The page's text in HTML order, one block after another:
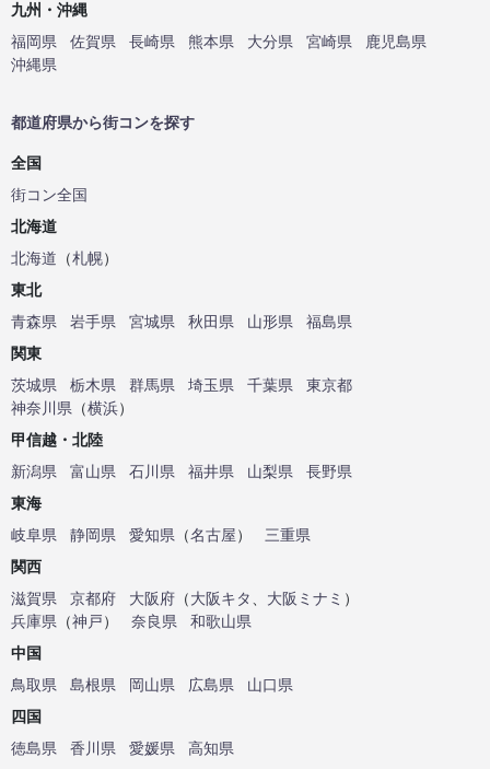
九州・沖縄
福岡県
佐賀県 長崎県 熊本県 大分県 宮崎県
鹿児島県
沖縄県
都道府県から街コンを探す
全国
街コン全国
北海道
北海道 （札幌）
東北
青森県
岩手県 宮城県 秋田県 山形県
福島県
関東
茨城県
栃木県 群馬県 埼玉県 千葉県
東京都
神奈川県 （横浜）
甲信越・北陸
新潟県
富山県 石川県 福井県 山梨県
長野県
東海
岐阜県
静岡県 愛知県 （名古屋）
三重県
関西
滋賀県
京都府 大阪府 （大阪キタ 大阪ミナミ ）
兵庫県 （神戸） 奈良県
和歌山県
中国
鳥取県
島根県 岡山県 広島県
山口県
四国
徳島県
香川県 愛媛県
高知県